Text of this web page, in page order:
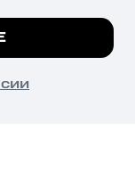
вред здоровью,
все